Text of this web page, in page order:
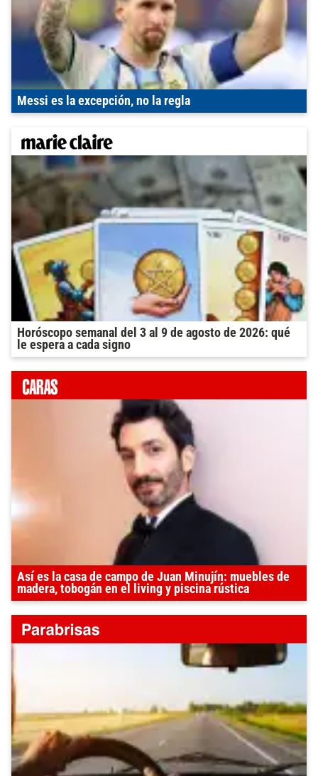
Messi es la excepción, no la regla
Horóscopo semanal del 3 al 9 de agosto de 2026: qué
le espera a cada signo
Así es la casa de campo de Juan Minujín: muebles de
madera, tobogán en el living y piscina rústica